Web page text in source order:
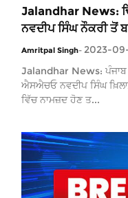
Jalandhar News:
ਨਵਦੀਪ ਸਿੰਘ ਨੌਕਰੀ ਤੋਂ
Amritpal Singh- 2023-
Jalandhar News: ਪੰਜਾਬ
ਐਸਐਚਓ ਨਵਦੀਪ ਸਿੰਘ
ਵਿੱਚ ਨਾਮਜ਼ਦ ਹੋਣ ਤ...